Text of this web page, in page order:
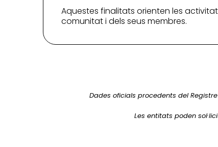
Aquestes finalitats orienten les
comunitat i dels seus membres.
Dades oficials procedents del
Les entitats poden